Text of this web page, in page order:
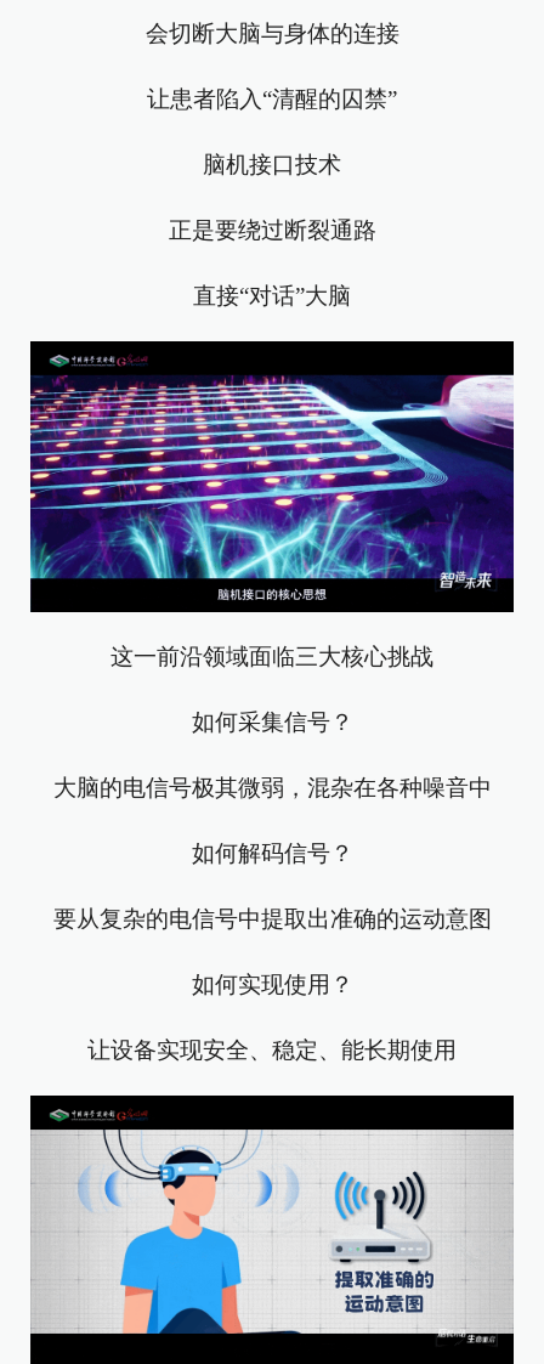
会切断大脑与身体的连接
让患者陷入“清醒的囚禁”
脑机接口技术
正是要绕过断裂通路
直接“对话”大脑
这一前沿领域面临三大核心挑战
如何采集信号？
大脑的电信号极其微弱，混杂在各种噪音中
如何解码信号？
要从复杂的电信号中提取出准确的运动意图
如何实现使用？
让设备实现安全、稳定、能长期使用